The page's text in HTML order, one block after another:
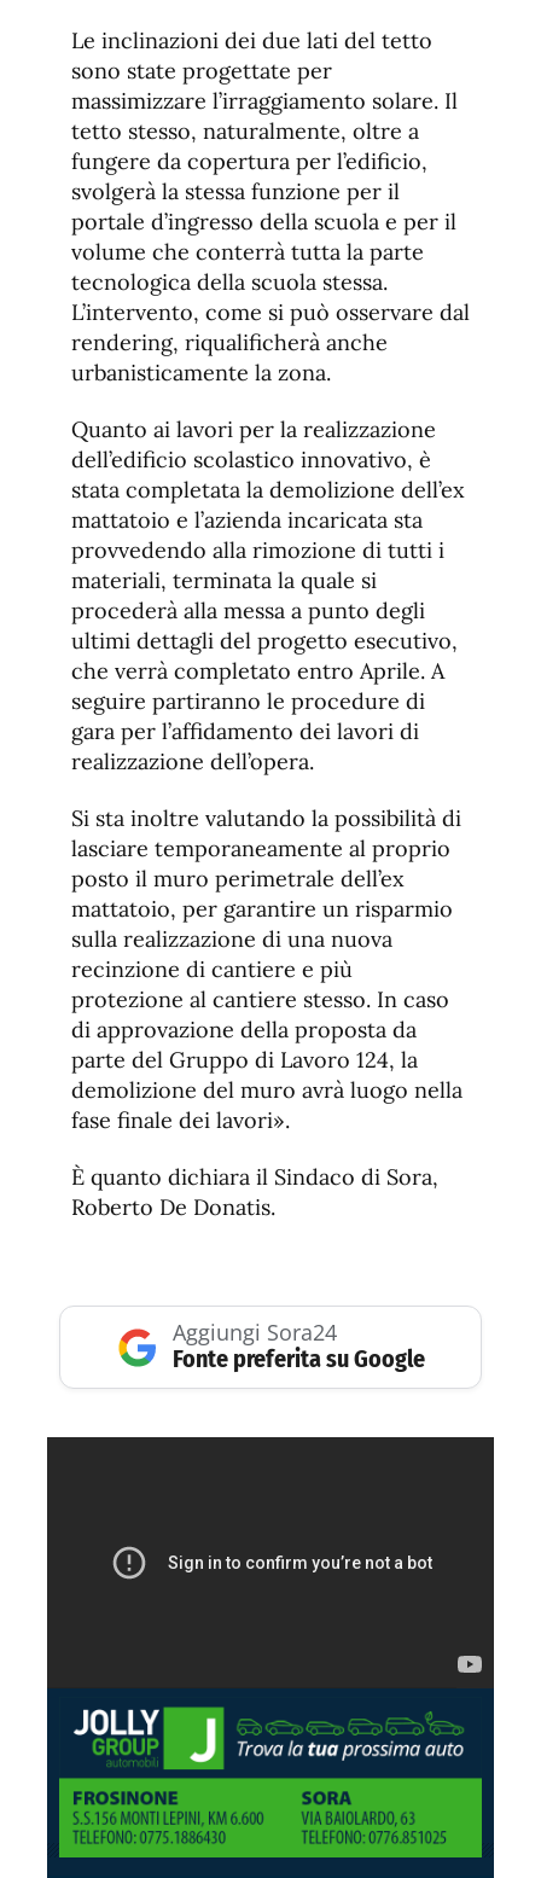
Le inclinazioni dei due lati del tetto
sono state progettate per
massimizzare l’irraggiamento solare. Il
tetto stesso, naturalmente, oltre a
fungere da copertura per l’edificio,
svolgerà la stessa funzione per il
portale d’ingresso della scuola e per il
volume che conterrà tutta la parte
tecnologica della scuola stessa.
L’intervento, come si può osservare dal
rendering, riqualificherà anche
urbanisticamente la zona.
Quanto ai lavori per la realizzazione
dell’edificio scolastico innovativo, è
stata completata la demolizione dell’ex
mattatoio e l’azienda incaricata sta
provvedendo alla rimozione di tutti i
materiali, terminata la quale si
procederà alla messa a punto degli
ultimi dettagli del progetto esecutivo,
che verrà completato entro Aprile. A
seguire partiranno le procedure di
gara per l’affidamento dei lavori di
realizzazione dell’opera.
Si sta inoltre valutando la possibilità di
lasciare temporaneamente al proprio
posto il muro perimetrale dell’ex
mattatoio, per garantire un risparmio
sulla realizzazione di una nuova
recinzione di cantiere e più
protezione al cantiere stesso. In caso
di approvazione della proposta da
parte del Gruppo di Lavoro 124, la
demolizione del muro avrà luogo nella
fase finale dei lavori».
È quanto dichiara il Sindaco di Sora,
Roberto De Donatis.
Aggiungi Sora24
Fonte preferita su Google